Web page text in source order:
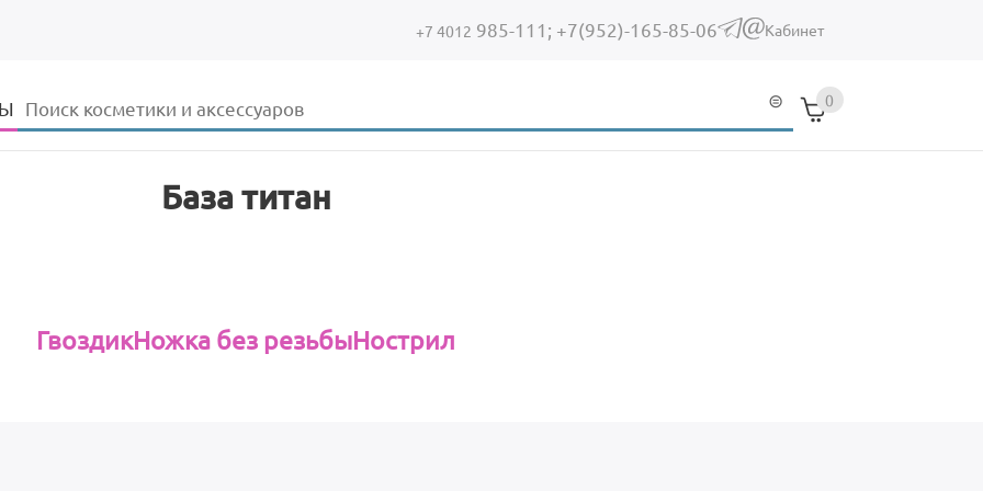
+7 4012 985-111; +7(952)-165-85-06 (link sends e-mail)
Кабинет
Форма поиска
Поиск 0
База титан
Дочерние категории
ГвоздикНожка без резьбыНострил